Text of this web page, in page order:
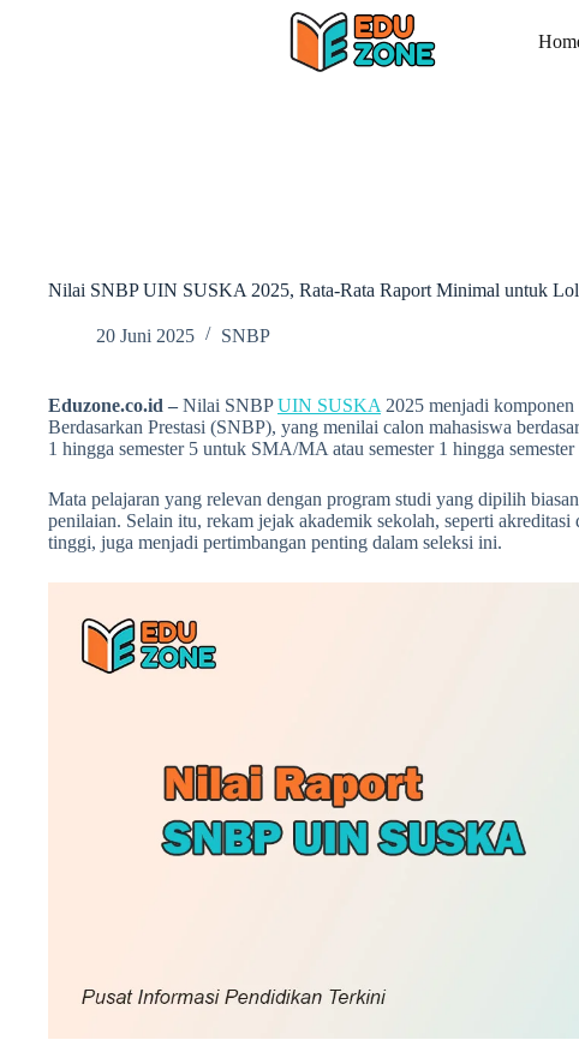
Nilai SNBP UIN SUSKA 2025, Rata-Rata Raport Minimal untuk
20 Juni 2025 SNBP
Eduzone.co.id – Nilai SNBPUIN SUSKA 2025 menjadi
Berdasarkan Prestasi (SNBP), yang menilai calon mahasiswa
1 hingga semester 5 untuk SMA/MA atau semester 1 hingga
Mata pelajaran yang relevan dengan program studi yang dipilih
penilaian. Selain itu, rekam jejak akademik sekolah, seperti
tinggi, juga menjadi pertimbangan penting dalam seleksi ini.